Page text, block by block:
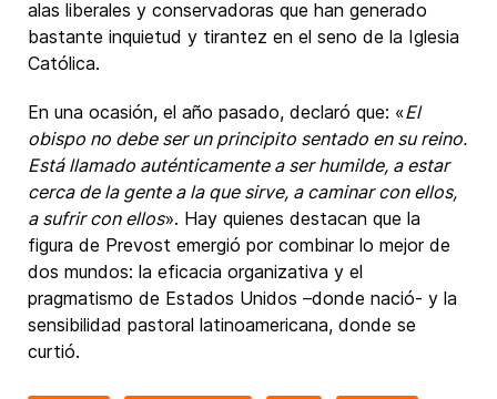
alas liberales y conservadoras que han generado
bastante inquietud y tirantez en el seno de la Iglesia
Católica.
En una ocasión, el año pasado, declaró que: «El
obispo no debe ser un principito sentado en su reino.
Está llamado auténticamente a ser humilde, a estar
cerca de la gente a la que sirve, a caminar con ellos,
a sufrir con ellos». Hay quienes destacan que la
figura de Prevost emergió por combinar lo mejor de
dos mundos: la eficacia organizativa y el
pragmatismo de Estados Unidos –donde nació- y la
sensibilidad pastoral latinoamericana, donde se
curtió.